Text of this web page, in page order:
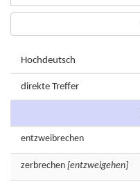
Hochdeutsch
direkte Treffer
entzweibrechen
zerbrechen [entzweigehen]